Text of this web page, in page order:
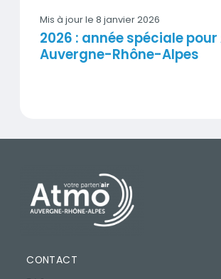
Mis à jour le 8 janvier 2026
2026 : année spéciale
Auvergne-Rhône-Alpes
PIED DE PAGE
CONTACT